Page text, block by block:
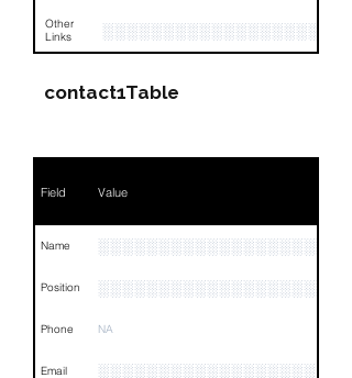
Other
Links
contact1Table
Field Value
Name ░░░░░░░░░░░░░░░░░░░░
Position
Phone NA
Email ░░░░░░░░░░░░░░░░░░